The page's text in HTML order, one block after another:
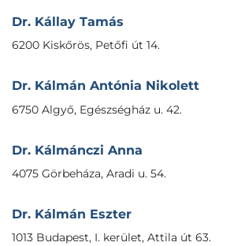
Dr. Kállay Tamás
6200 Kiskőrös, Petőfi út 14.
Dr. Kálmán Antónia Nikolett
6750 Algyő, Egészségház u. 42.
Dr. Kálmánczi Anna
4075 Görbeháza, Aradi u. 54.
Dr. Kálmán Eszter
1013 Budapest, I. kerület, Attila út 63.